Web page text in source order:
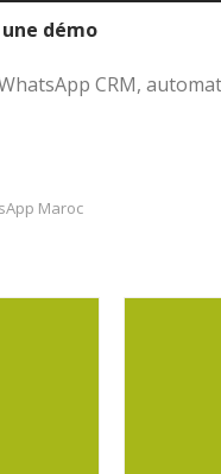
démo
CRM,
Maroc